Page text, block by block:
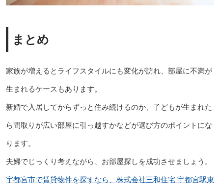
まとめ
家族が増えるとライフスタイルにも変化が訪れ、部屋に不満が
生まれるケースもあります。
新婚で入居してからずっと住み続けるのか、子どもが生まれた
ら間取りが広い部屋に引っ越すかなどが選び方のポイントにな
ります。
夫婦でじっくり考えながら、お部屋探しを成功させましょう。
宇都宮市で賃貸物件を探すなら、株式会社三和住宅 宇都宮駅東